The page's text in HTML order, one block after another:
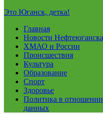
Это Юганск, детка!
Главная
Новости Нефтеюганска
ХМАО и России
Происшествия
Культура
Образование
Спорт
Здоровье
Политика в
данных